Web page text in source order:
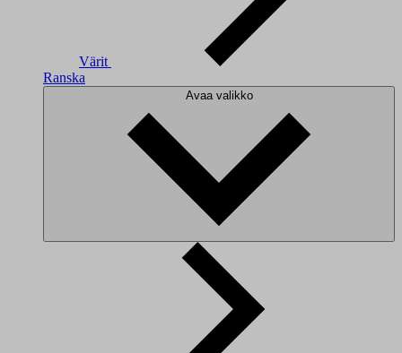
Värit
Ranska
Avaa valikko